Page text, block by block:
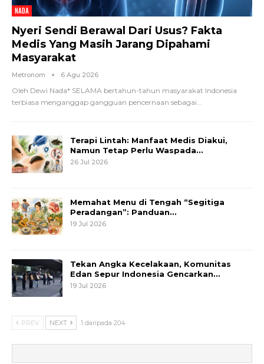
NADA
Nyeri Sendi Berawal Dari Usus? Fakta
Medis Yang Masih Jarang Dipahami
Masyarakat
Metronom 6 Agu 2026
Oleh Dewi Nada* SELAMA bertahun-tahun masyarakat Indonesia
terbiasa menganggap gangguan pencernaan sebagai…
Terapi Lintah: Manfaat Medis Diakui,
Namun Tetap Perlu Waspada…
26 Jul 2026
Memahat Menu di Tengah “Segitiga
Peradangan”: Panduan…
19 Jul 2026
Tekan Angka Kecelakaan, Komunitas
Edan Sepur Indonesia Gencarkan…
19 Jul 2026
PREV NEXT 1 daripada 204